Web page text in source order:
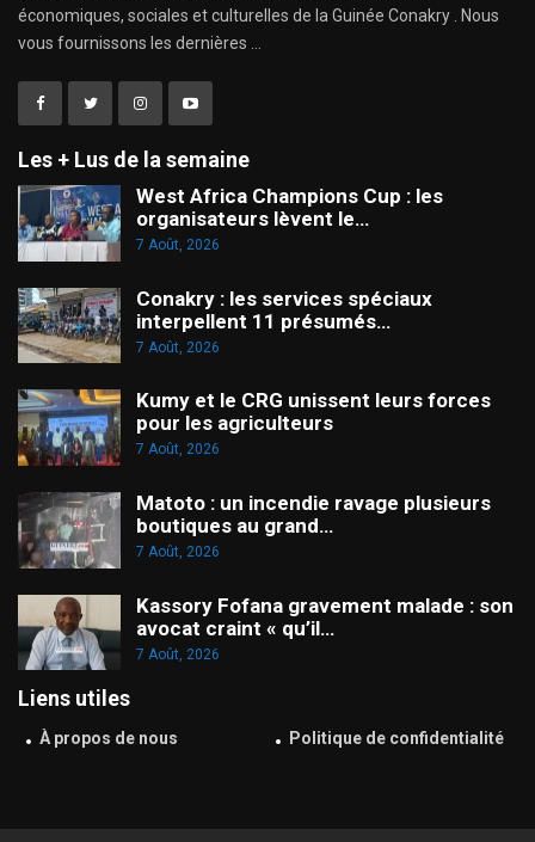
économiques, sociales et culturelles de la Guinée Conakry . Nous
vous fournissons les dernières ...
Les + Lus de la semaine
West Africa Champions Cup : les
organisateurs lèvent le…
7 Août, 2026
Conakry : les services spéciaux
interpellent 11 présumés…
7 Août, 2026
Kumy et le CRG unissent leurs forces
pour les agriculteurs
7 Août, 2026
Matoto : un incendie ravage plusieurs
boutiques au grand…
7 Août, 2026
Kassory Fofana gravement malade : son
avocat craint « qu’il…
7 Août, 2026
Liens utiles
À propos de nous Politique de confidentialité